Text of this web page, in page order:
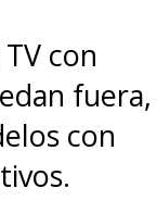
con
fuera,
con